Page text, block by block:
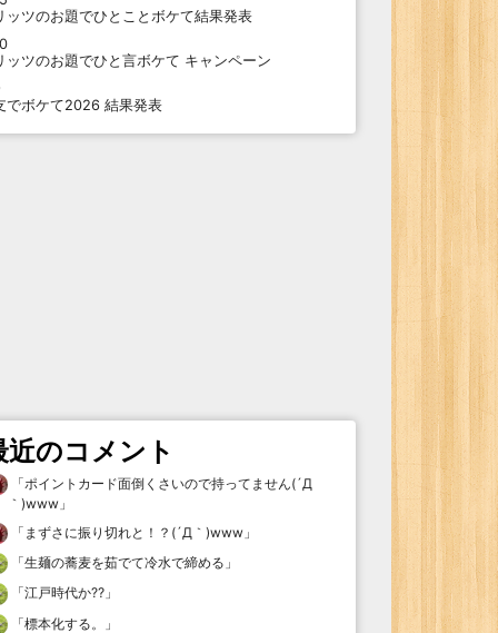
ッツのお題でひとことボケて結果発表
ッツのお題でひと言ボケて キャンペーン
でボケて2026 結果発表
近のコメント
「ポイントカード面倒くさいので持ってません(´Д
｀)www 」
「 まずさに振り切れと！？(´Д｀)www 」
「生麺の蕎麦を茹でて冷水で締める 」
「江戸時代か⁇ 」
「標本化する。
」